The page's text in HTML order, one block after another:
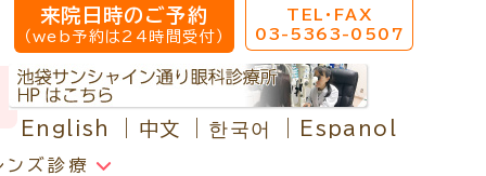
ンズ診療
English 中文 한국어 Espanol
来院日時のご予約
（web予約は24時間受付）
TEL・FAX
03-5363-0507